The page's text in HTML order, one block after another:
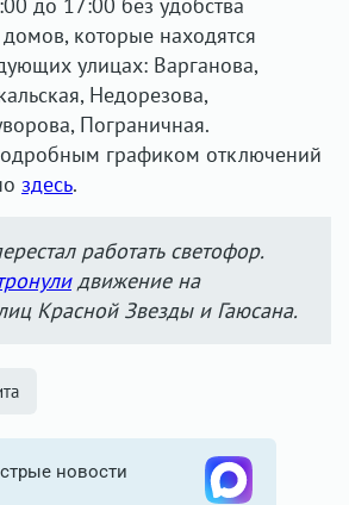
домов, которые находятся
улицах: Варганова,
Недорезова,
Пограничная.
графиком отключений
здесь.
работать светофор.
движение на
Красной Звезды и Гаюсана.
новости